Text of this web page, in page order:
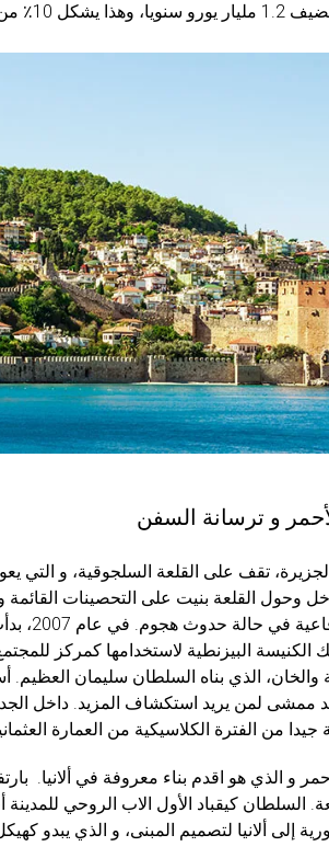
من الدخل السياحي الوطني .
و ترسانة السفن
وحول القلعة بنيت على التحصينات
البنية
الكنيسة البيزنطية لاستخدامها كمركز
والخان، الذي بناه السلطان سليمان العظيم.
ممشى لمن يريد استكشاف المزيد. داخل
من الفترة الكلاسيكية من العمارة
السلطان كيقباد الأول الاب الروحي
إلى ألانيا لتصميم المبنى، و الذي يبدو